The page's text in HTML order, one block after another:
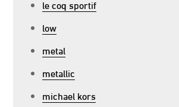
le coq sportif
low
metal
metallic
michael kors